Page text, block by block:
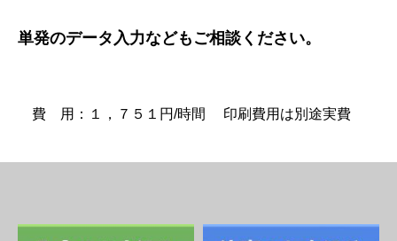
単発のデータ入力などもご相談ください。
費 用：１，７５１円/時間 印刷費用は別途実費